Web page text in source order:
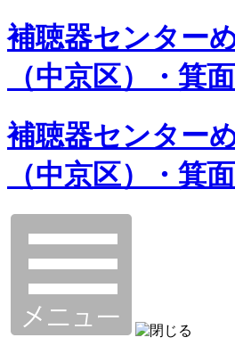
補聴器センター
（中京区）・
補聴器センター
（中京区）・